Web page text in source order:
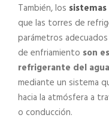
También, los
que las torres de
parámetros
de enfriamiento son
refrigerante del agua
mediante un sistema
hacia la atmósfera a
o conducción.